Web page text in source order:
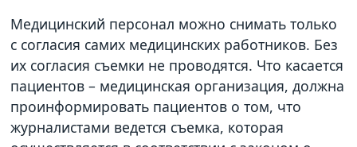
Медицинский персонал можно снимать только
с согласия самих медицинских работников. Без
их согласия съемки не проводятся. Что касается
пациентов – медицинская организация, должна
проинформировать пациентов о том, что
журналистами ведется съемка, которая